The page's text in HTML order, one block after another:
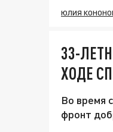
ЮЛИЯ
33-
ХОДЕ
Во время
фронт